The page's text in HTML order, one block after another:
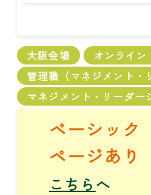
大阪会場
オンライン
管理職（マネジメント・
マネジメント・リーダー
ベーシック
ページあり
こちら へ